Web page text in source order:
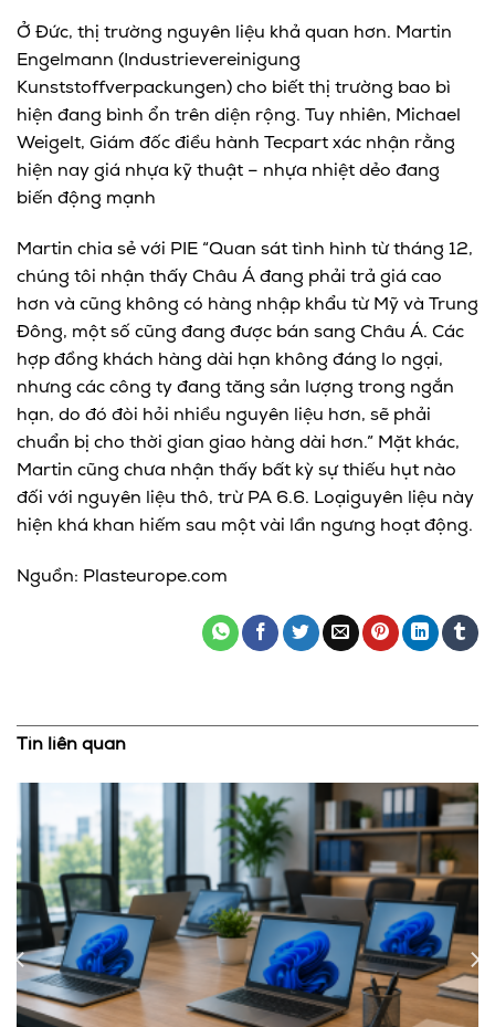
Ở Đức, thị trường nguyên liệu khả quan hơn. Martin
Engelmann (Industrievereinigung
Kunststoffverpackungen) cho biết thị trường bao bì
hiện đang bình ổn trên diện rộng. Tuy nhiên, Michael
Weigelt, Giám đốc điều hành Tecpart xác nhận rằng
hiện nay giá nhựa kỹ thuật – nhựa nhiệt dẻo đang
biến động mạnh
Martin chia sẻ với PIE “Quan sát tình hình từ tháng 12,
chúng tôi nhận thấy Châu Á đang phải trả giá cao
hơn và cũng không có hàng nhập khẩu từ Mỹ và Trung
Đông, một số cũng đang được bán sang Châu Á. Các
hợp đồng khách hàng dài hạn không đáng lo ngại,
nhưng các công ty đang tăng sản lượng trong ngắn
hạn, do đó đòi hỏi nhiều nguyên liệu hơn, sẽ phải
chuẩn bị cho thời gian giao hàng dài hơn.” Mặt khác,
Martin cũng chưa nhận thấy bất kỳ sự thiếu hụt nào
đối với nguyên liệu thô, trừ PA 6.6. Loạiguyên liệu này
hiện khá khan hiếm sau một vài lần ngưng hoạt động.
Nguồn: Plasteurope.com
Tin liên quan